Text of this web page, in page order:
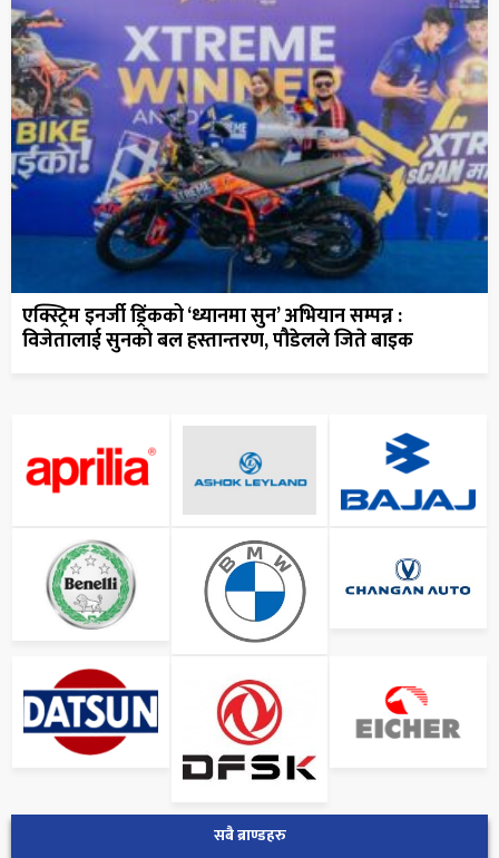
एक्स्ट्रिम इनर्जी ड्रिंकको ‘ध्यानमा सुन’ अभियान सम्पन्न :
विजेतालाई सुनको बल हस्तान्तरण, पौडेलले जिते बाइक
सबै ब्राण्डहरु